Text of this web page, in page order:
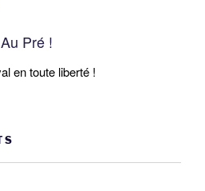
Au Pré !
en toute liberté !